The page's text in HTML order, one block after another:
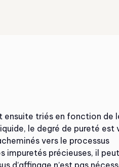
triés en fonction de
le degré de pureté est
vers le processus
impuretés précieuses, il
d’affinage n’est pas